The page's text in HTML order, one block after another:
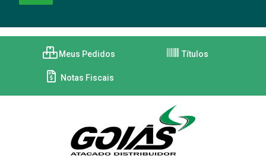
Meus Pedidos Títulos
Notas Fiscais